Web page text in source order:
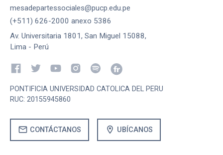
mesadepartessociales@pucp.edu.pe
(+511) 626-2000 anexo 5386
Av. Universitaria 1801, San Miguel 15088,
Lima - Perú
PONTIFICIA UNIVERSIDAD CATOLICA DEL PERU
RUC: 20155945860
mail CONTÁCTANOS location_on UBÍCANOS